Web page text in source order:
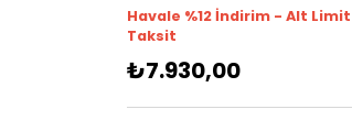
Havale %12 İndirim - Alt Limit
Taksit
₺7.930,00